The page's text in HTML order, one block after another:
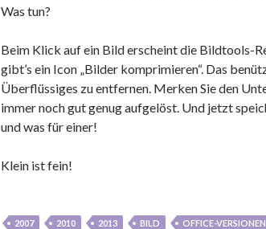
Was tun?
Beim Klick auf ein Bild erscheint die Bildtools-
gibt’s ein Icon „Bilder komprimieren“. Das
Überflüssiges zu entfernen. Merken Sie den
immer noch gut genug aufgelöst. Und jetzt
und was für einer!
Klein ist fein!
2007 2010 2013 BILD OFFICE-VERSIONEN